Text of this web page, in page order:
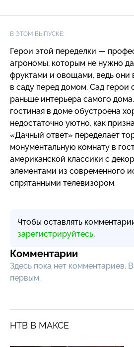
В ЭТОМ ВЫПУСКЕ:
Герои этой переделки —
агрономы, которым не нужно
фруктами и овощами, ведь они
в саду перед домом. Сад герои
раньше интерьера самого
гостиная в доме обустроена
недостаточно уютно, как
«Дачный ответ» переделает
монументальную комнату в
американской классики с
элементами из современного
спрятанными телевизором.
Чтобы оставлять
зарегистрируйтесь.
Комментарии
Здесь пока нет комментариев,
первым.
НТВ В МАКСЕ